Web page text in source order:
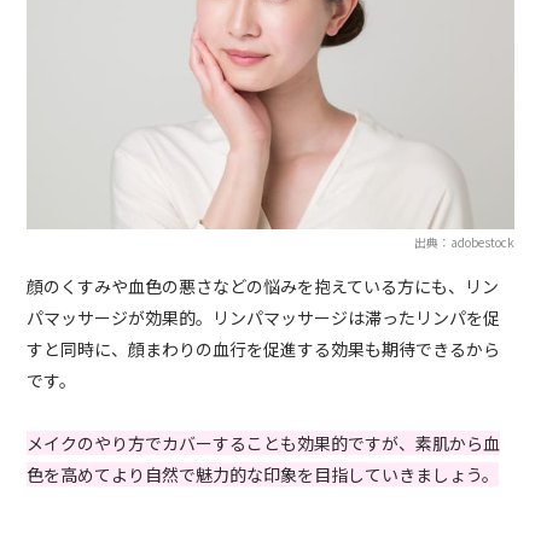
出典：adobestock
顔のくすみや血色の悪さなどの悩みを抱えている方にも、リン
パマッサージが効果的。リンパマッサージは滞ったリンパを促
すと同時に、顔まわりの血行を促進する効果も期待できるから
です。
メイクのやり方でカバーすることも効果的ですが、素肌から血
色を高めてより自然で魅力的な印象を目指していきましょう。